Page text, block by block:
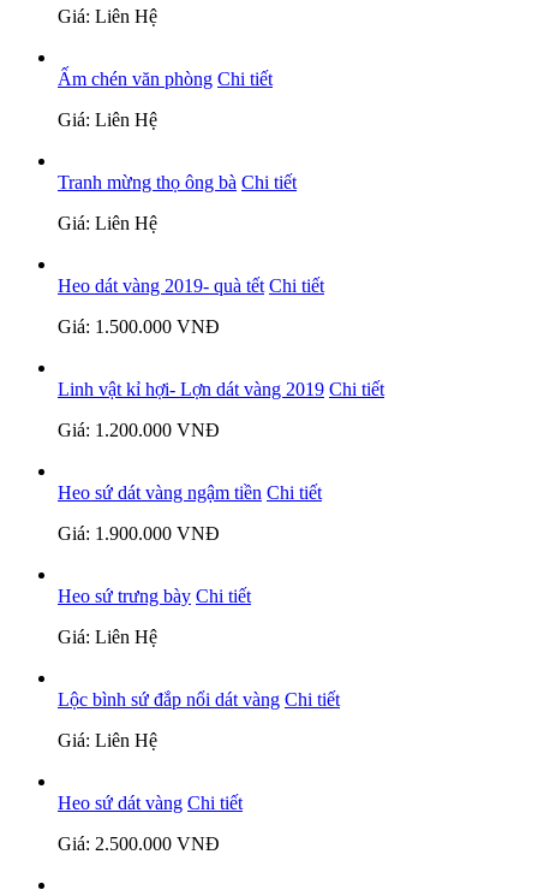
Giá: Liên Hệ
Ấm chén văn phòng Chi tiết
Giá: Liên Hệ
Tranh mừng thọ ông bà Chi tiết
Giá: Liên Hệ
Heo dát vàng 2019- quà tết Chi tiết
Giá: 1.500.000 VNĐ
Linh vật kỉ hợi- Lợn dát vàng 2019 Chi tiết
Giá: 1.200.000 VNĐ
Heo sứ dát vàng ngậm tiền Chi tiết
Giá: 1.900.000 VNĐ
Heo sứ trưng bày Chi tiết
Giá: Liên Hệ
Lộc bình sứ đắp nổi dát vàng Chi tiết
Giá: Liên Hệ
Heo sứ dát vàng Chi tiết
Giá: 2.500.000 VNĐ